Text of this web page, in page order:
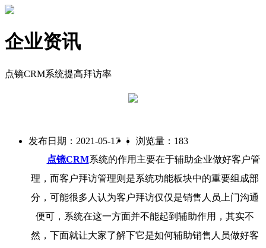
企业资讯
点镜CRM系统提高拜访率
发布日期：2021-05-17 |
浏览量：183
点镜CRM系统的作用主要在于辅助企业做好客户管
理，而客户拜访管理则是系统功能板块中的重要组成部
分，可能很多人认为客户拜访仅仅是销售人员上门沟通
便可，系统在这一方面并不能起到辅助作用，其实不
然，下面就让大家了解下它是如何辅助销售人员做好客